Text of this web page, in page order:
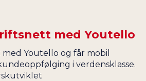
med Youtello
Youtello og får mobil
i verdensklasse.